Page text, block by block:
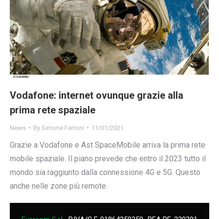
Vodafone: internet ovunque grazie alla
prima rete spaziale
News By Simone Ferroni 11/01/2021
Grazie a Vodafone e Ast SpaceMobile arriva la prima rete
mobile spaziale. Il piano prevede che entro il 2023 tutto il
mondo sia raggiunto dalla connessione 4G e 5G. Questo
anche nelle zone più remote.